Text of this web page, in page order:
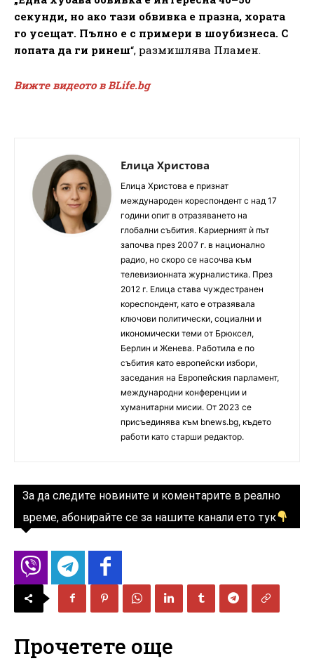
секунди, но ако тази обвивка е празна, хората
го усещат. Пълно е с примери в шоубизнеса. С
лопата да ги ринеш“, размишлява Пламен.
Вижте видеото в BLife.bg
Елица Христова
Елица Христова е признат
международен кореспондент с над 17
години опит в отразяването на
глобални събития. Кариерният ѝ път
започва през 2007 г. в национално
радио, но скоро се насочва към
телевизионната журналистика. През
2012 г. Елица става чуждестранен
кореспондент, като е отразявала
ключови политически, социални и
икономически теми от Брюксел,
Берлин и Женева. Работила е по
събития като европейски избори,
заседания на Европейския парламент,
международни конференции и
хуманитарни мисии. От 2023 се
присъединява към bnews.bg, където
работи като старши редактор.
За да следите новините и коментарите в реално
време, абонирайте се за нашите канали ето тук
Прочетете още